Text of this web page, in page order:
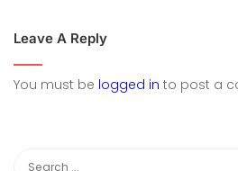
Leave A Reply
You must be logged in to post a